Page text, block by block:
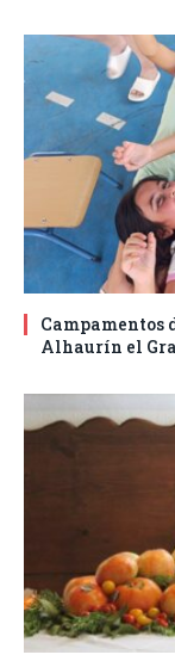
Campamentos
Alhaurín el